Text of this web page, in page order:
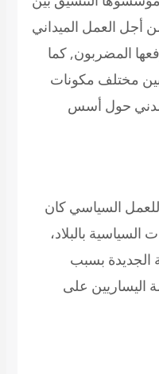
أجل العمل الميداني
المضربون, كما
مختلف مكونات
حول أسس
السياسي كان
بالبلاد،
الجديدة بسبب
اليساريين على